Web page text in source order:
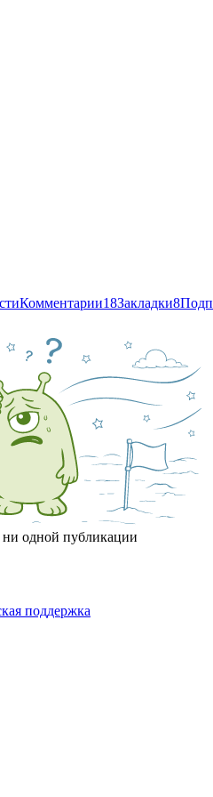
Комментарии18Закладки8
одной публикации
поддержка